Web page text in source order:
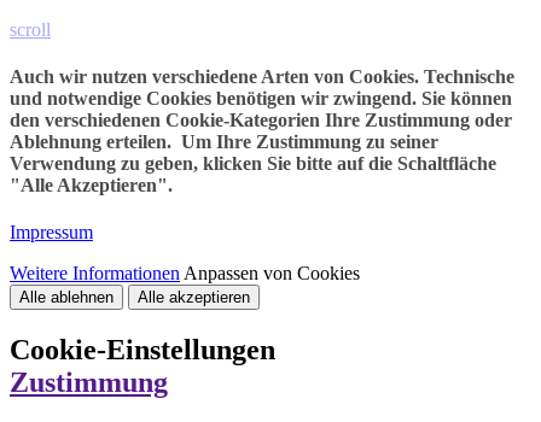
scroll
Auch wir nutzen verschiedene Arten von Cookies. Technische
und notwendige Cookies benötigen wir zwingend. Sie können
den verschiedenen Cookie-Kategorien Ihre Zustimmung oder
Ablehnung erteilen. Um Ihre Zustimmung zu seiner
Verwendung zu geben, klicken Sie bitte auf die Schaltfläche
"Alle Akzeptieren".
Impressum
Weitere Informationen Anpassen von Cookies
Alle ablehnen Alle akzeptieren
Cookie-Einstellungen
Zustimmung